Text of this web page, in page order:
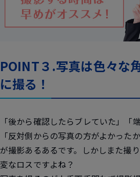
POINT３.写真は色々な
に撮る！
「後から確認したらブレていた」「
「反対側からの写真の方がよかった
が撮影あるあるです。しかしまた撮
変なロスですよね？